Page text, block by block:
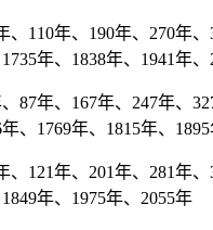
110年、190年、270年
年、1838年、1941年、
年、167年、247年、
1769年、1815年、
121年、201年、281年
年、1975年、2055年